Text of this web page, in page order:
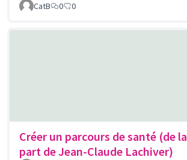
CatB
0 0
Créer un parcours de santé (de la
part de Jean-Claude Lachiver)